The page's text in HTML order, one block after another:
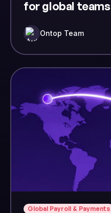
for global teams
Ontop Team
Global Payroll & Payments